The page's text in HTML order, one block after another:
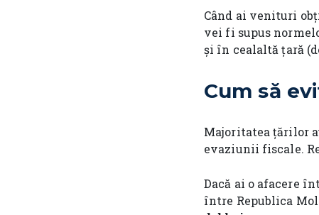
Când ai venituri
vei fi supus
și în cealaltă țară
Cum să
Majoritatea țărilor
evaziunii fiscale.
Dacă ai o afacere
între Republica